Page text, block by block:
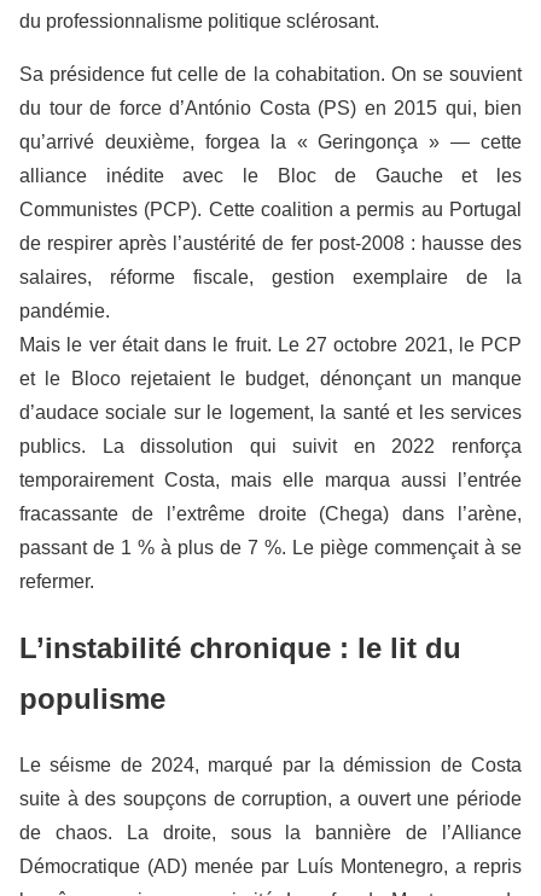
du professionnalisme politique sclérosant.
Sa présidence fut celle de la cohabitation. On se souvient
du tour de force d’António Costa (PS) en 2015 qui, bien
qu’arrivé deuxième, forgea la « Geringonça » — cette
alliance inédite avec le Bloc de Gauche et les
Communistes (PCP). Cette coalition a permis au Portugal
de respirer après l’austérité de fer post-2008 : hausse des
salaires, réforme fiscale, gestion exemplaire de la
pandémie.
Mais le ver était dans le fruit. Le 27 octobre 2021, le PCP
et le Bloco rejetaient le budget, dénonçant un manque
d’audace sociale sur le logement, la santé et les services
publics. La dissolution qui suivit en 2022 renforça
temporairement Costa, mais elle marqua aussi l’entrée
fracassante de l’extrême droite (Chega) dans l’arène,
passant de 1 % à plus de 7 %. Le piège commençait à se
refermer.
L’instabilité chronique : le lit du
populisme
Le séisme de 2024, marqué par la démission de Costa
suite à des soupçons de corruption, a ouvert une période
de chaos. La droite, sous la bannière de l’Alliance
Démocratique (AD) menée par Luís Montenegro, a repris